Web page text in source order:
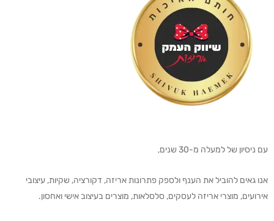
עם ניסיון של למעלה מ-30 שנים,
אנו גאים להוביל את הענף ולספק פתרונות אריזה, דקורציה, שקיות, עיצובי
אירועים, מוצרי אריזה לעסקים, סלסלאות, מוצרים בעיצוב אישי ואחסון.